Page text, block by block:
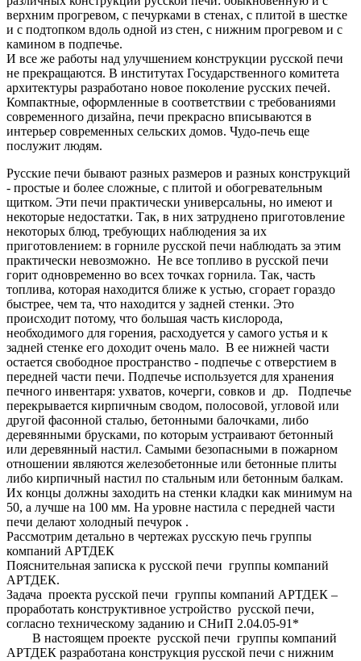
верхним прогревом, с печурками в стенах, с плитой в шестке
и с подтопком вдоль одной из стен, с нижним прогревом и с
камином в подпечье.
И все же работы над улучшением конструкции русской печи
не прекращаются. В институтах Государственного комитета
архитектуры разработано новое поколение русских печей.
Компактные, оформленные в соответствии с требованиями
современного дизайна, печи прекрасно вписываются в
интерьер современных сельских домов. Чудо-печь еще
послужит людям.
Русские печи бывают разных размеров и разных конструкций
- простые и более сложные, с плитой и обогревательным
щитком. Эти печи практически универсальны, но имеют и
некоторые недостатки. Так, в них затруднено приготовление
некоторых блюд, требующих наблюдения за их
приготовлением: в горниле русской печи наблюдать за этим
практически невозможно. Не все топливо в русской печи
горит одновременно во всех точках горнила. Так, часть
топлива, которая находится ближе к устью, сгорает гораздо
быстрее, чем та, что находится у задней стенки. Это
происходит потому, что большая часть кислорода,
необходимого для горения, расходуется у самого устья и к
задней стенке его доходит очень мало. В ее нижней части
остается свободное пространство - подпечье с отверстием в
передней части печи. Подпечье используется для хранения
печного инвентаря: ухватов, кочерги, совков и др. Подпечье
перекрывается кирпичным сводом, полосовой, угловой или
другой фасонной сталью, бетонными балочками, либо
деревянными брусками, по которым устраивают бетонный
или деревянный настил. Самыми безопасными в пожарном
отношении являются железобетонные или бетонные плиты
либо кирпичный настил по стальным или бетонным балкам.
Их концы должны заходить на стенки кладки как минимум на
50, а лучше на 100 мм. На уровне настила с передней части
печи делают холодный печурок .
Рассмотрим детально в чертежах русскую печь группы
компаний АРТДЕК
Пояснительная записка к русской печи группы компаний
АРТДЕК.
Задача проекта русской печи группы компаний АРТДЕК –
проработать конструктивное устройство русской печи,
согласно техническому заданию и СНиП 2.04.05-91*
В настоящем проекте русской печи группы компаний
АРТДЕК разработана конструкция русской печи с нижним